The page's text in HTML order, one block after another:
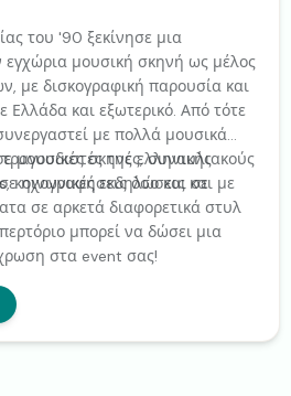
του '90 ξεκίνησε μια
εγχώρια μουσική σκηνή ως μέλος
με δισκογραφική παρουσία και
Ελλάδα και εξωτερικό. Από τότε
με πολλά μουσικά
της ελληνικής
ηχογραφήσεις όσο και σε
μουσικές σκηνές, συναυλιακούς
κοινωνικές εκδηλώσεις και με
σε αρκετά διαφορετικά στυλ
μπορεί να δώσει μια
στα event σας!